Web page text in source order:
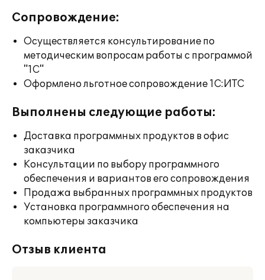
Сопровождение:
Осуществляется консультирование по
методическим вопросам работы с программой
"1С"
Оформлено льготное сопровождение 1С:ИТС
Выполнены следующие работы:
Доставка программных продуктов в офис
заказчика
Консультации по выбору программного
обеспечения и вариантов его сопровождения
Продажа выбранных программных продуктов
Установка программного обеспечения на
компьютеры заказчика
Отзыв клиента